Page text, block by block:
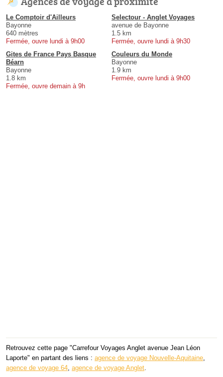
Le Comptoir d'Ailleurs
Bayonne
640 mètres
Fermée, ouvre lundi à 9h00
Selectour - Anglet Voyages
avenue de Bayonne
1.5 km
Fermée, ouvre lundi à 9h30
Gites de France Pays Basque
Béarn
Bayonne
1.8 km
Fermée, ouvre demain à 9h
Couleurs du Monde
Bayonne
1.9 km
Fermée, ouvre lundi à 9h00
Retrouvez cette page "Carrefour Voyages Anglet avenue Jean Léon
Laporte" en partant des liens : agence de voyage Nouvelle-Aquitaine,
agence de voyage 64, agence de voyage Anglet.